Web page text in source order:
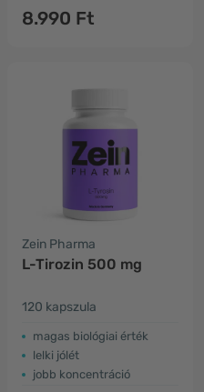
8.990 Ft
Zein Pharma
L-Tirozin 500 mg
120 kapszula
magas biológiai érték
lelki jólét
jobb koncentráció